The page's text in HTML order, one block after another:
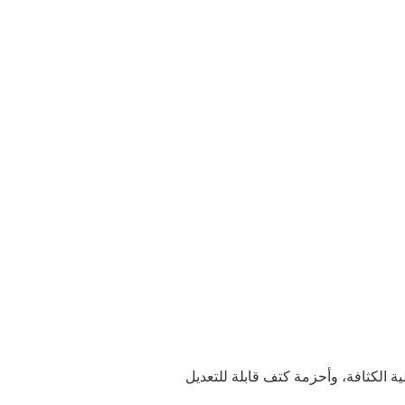
الكثافة، وأحزمة كتف قابلة للتعديل